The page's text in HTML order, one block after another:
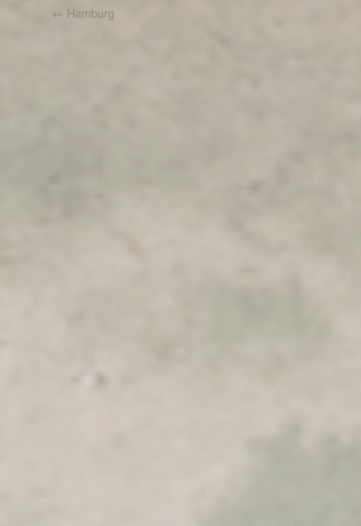
← Hamburg